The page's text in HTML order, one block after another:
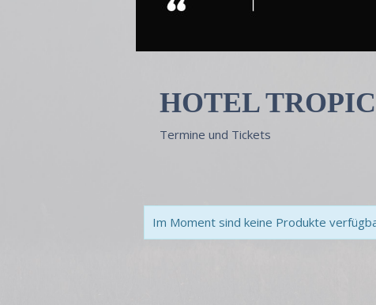
HOTEL
Termine und Tickets
Im Moment sind keine Produkte